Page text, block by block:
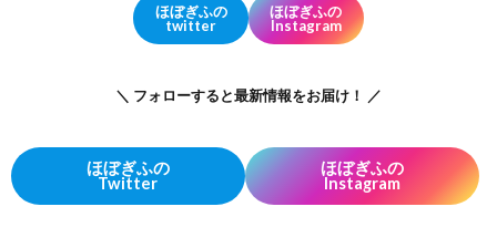
ほぼぎふの
twitter
ほぼぎふの
Instagram
＼ フォローすると最新情報をお届け！ ／
ほぼぎふの
Twitter
ほぼぎふの
Instagram